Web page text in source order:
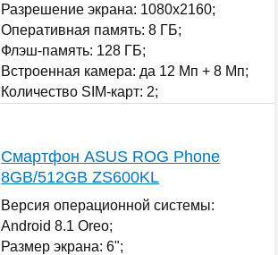
Разрешение экрана: 1080x2160;
Оперативная память: 8 ГБ;
Флэш-память: 128 ГБ;
Встроенная камера: да 12 Мп + 8 Мп;
Количество SIM-карт: 2;
Смартфон ASUS ROG Phone
8GB/512GB ZS600KL
Версия операционной системы:
Android 8.1 Oreo;
Размер экрана: 6";